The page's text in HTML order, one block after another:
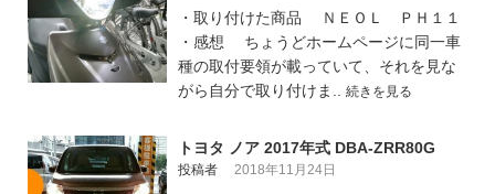
・取り付けた商品 ＮＥＯＬ ＰＨ１１
・感想 ちょうどホームページに同一車
種の取付要領が載っていて、それを見な
がら自分で取り付けま.. 続きを見る
トヨタ ノア 2017年式 DBA-ZRR80G
投稿者 2018年11月24日